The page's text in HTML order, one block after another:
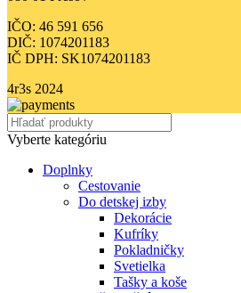
IČO: 46 591 656
DIČ: 1074201183
IČ DPH: SK1074201183
4r3s 2024
Vyberte kategóriu
Doplnky
Cestovanie
Do detskej izby
Dekorácie
Kufríky
Pokladničky
Svetielka
Tašky a koše